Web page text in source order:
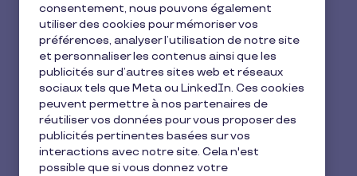
consentement, nous pouvons également
utiliser des cookies pour mémoriser vos
préférences, analyser l’utilisation de notre site
et personnaliser les contenus ainsi que les
publicités sur d’autres sites web et réseaux
sociaux tels que Meta ou LinkedIn. Ces cookies
peuvent permettre à nos partenaires de
réutiliser vos données pour vous proposer des
publicités pertinentes basées sur vos
interactions avec notre site. Cela n'est
possible que si vous donnez votre